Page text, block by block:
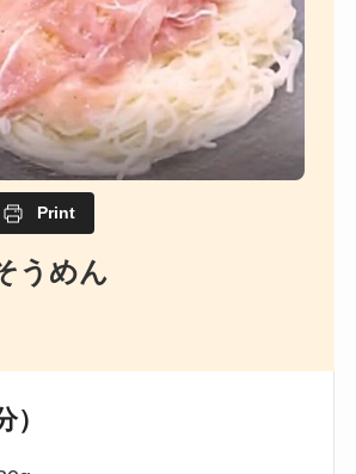
Print
うめん